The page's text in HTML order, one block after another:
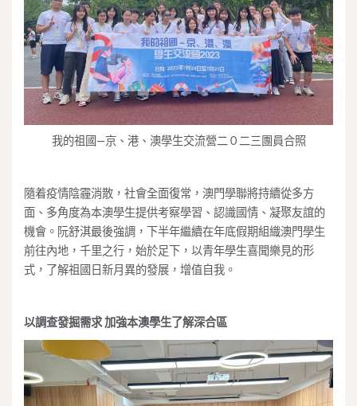
我的祖國—京、港、澳學生交流營二０二三團員合照
隨着疫情陰霾消散，社會全面復常，澳門學聯將持續從多方
面、多角度為本澳學生提供考察學習、認識國情、凝聚友誼的
機會。阮舒淇最後強調，下半年繼續在年底假期組織澳門學生
前往內地，千里之行，始於足下，以青年學生喜聞樂見的形
式，了解祖國日新月異的發展，增值自我。
以調查發掘需求 加強本澳學生了解深合區